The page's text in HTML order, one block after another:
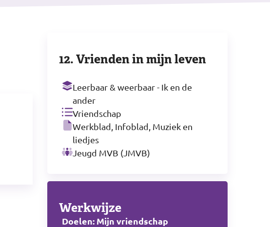
12. Vrienden in mijn leven
Leerbaar & weerbaar - Ik en de
ander
Vriendschap
Werkblad, Infoblad, Muziek en
liedjes
Jeugd MVB (JMVB)
Werkwijze
Doelen: Mijn vriendschap